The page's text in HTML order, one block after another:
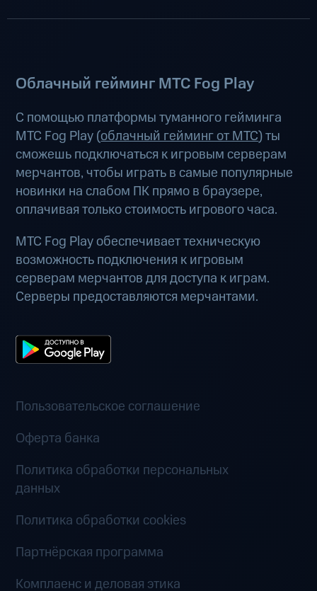
Облачный гейминг МТС Fog Play
С помощью платформы туманного гейминга
МТС Fog Play (облачный гейминг от МТС) ты
сможешь подключаться к игровым серверам
мерчантов, чтобы играть в самые популярные
новинки на слабом ПК прямо в браузере,
оплачивая только стоимость игрового часа.
МТС Fog Play обеспечивает техническую
возможность подключения к игровым
серверам мерчантов для доступа к играм.
Серверы предоставляются мерчантами.
Пользовательское соглашение
Оферта банка
Политика обработки персональных
данных
Политика обработки cookies
Партнёрская программа
Комплаенс и деловая этика